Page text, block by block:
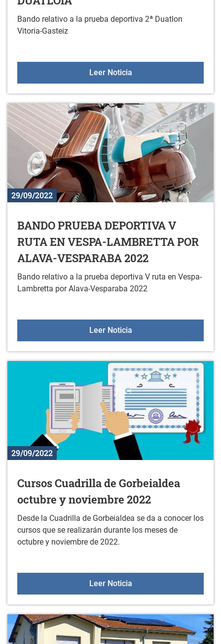
Bando relativo a la prueba deportiva 2ª Duatlon
Vitoria-Gasteiz
Leer NoticiaBANDO PRUEBA
29/09/2022
BANDO PRUEBA DEPORTIVA V
RUTA EN VESPA-LAMBRETTA POR
ALAVA-VESPARABA 2022
Bando relativo a la prueba deportiva V ruta en Vespa-
Lambretta por Alava-Vesparaba 2022
Leer NoticiaBANDO PRUEBA
29/09/2022
Cursos Cuadrilla de Gorbeialdea
octubre y noviembre 2022
Desde la Cuadrilla de Gorbeialdea se da a conocer los
cursos que se realizarán durante los meses de
octubre y noviembre de 2022.
Leer NoticiaCursos Cuadrilla de